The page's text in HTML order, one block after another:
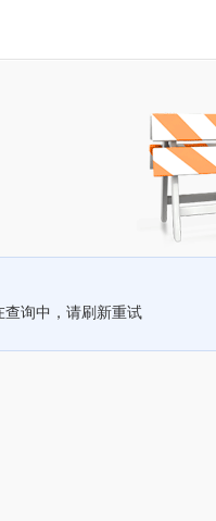
查询中，请刷新重试